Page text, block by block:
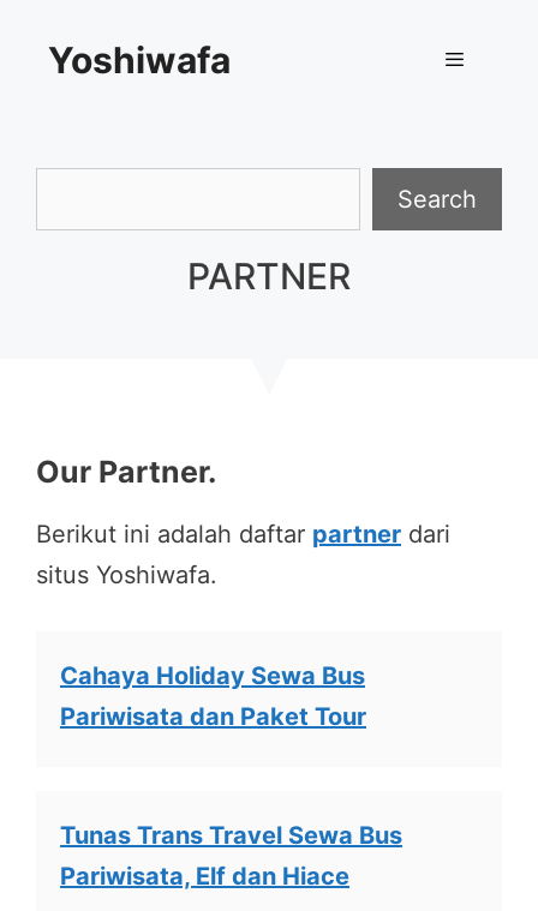
Yoshiwafa
Search
PARTNER
Our Partner.
Berikut ini adalah daftar partner dari
situs Yoshiwafa.
Cahaya Holiday Sewa Bus
Pariwisata dan Paket Tour
Tunas Trans Travel Sewa Bus
Pariwisata, Elf dan Hiace